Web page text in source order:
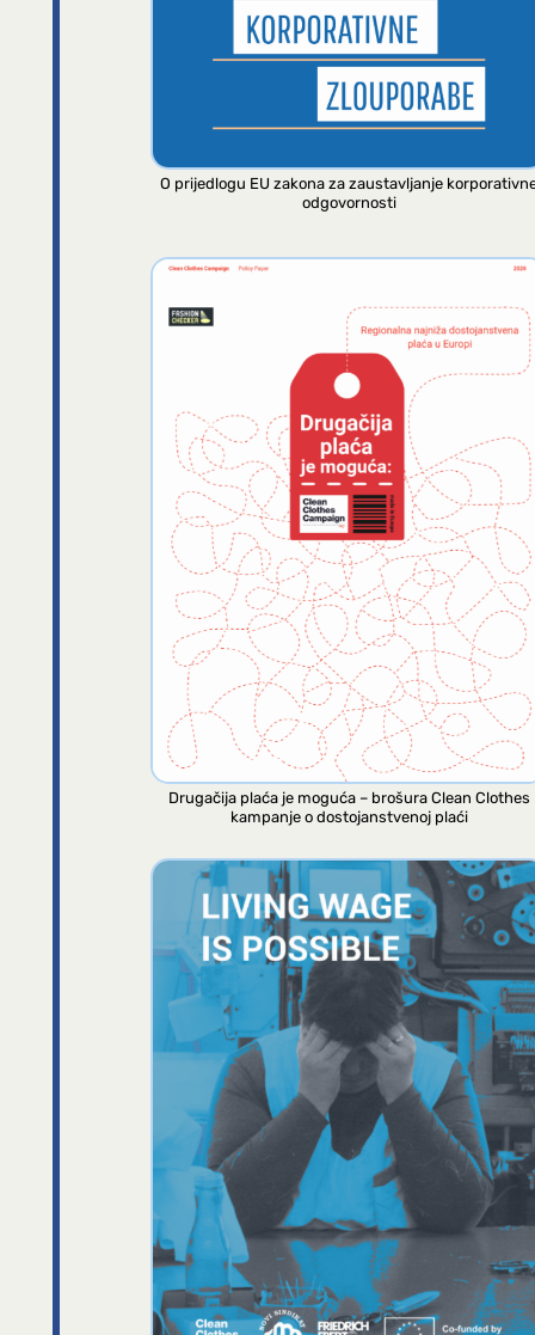
O prijedlogu EU zakona za zaustavljanje
odgovornosti
Drugačija plaća je moguća – brošura Clean Clothes
kampanje o dostojanstvenoj plaći